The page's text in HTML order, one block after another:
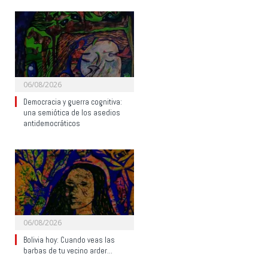
06/08/2026
Democracia y guerra cognitiva:
una semiótica de los asedios
antidemocráticos
06/08/2026
Bolivia hoy: Cuando veas las
barbas de tu vecino arder…